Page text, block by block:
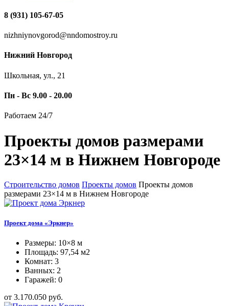
8 (931) 105-67-05
nizhniynovgorod@nndomostroy.ru
Нижний Новгород
Школьная, ул., 21
Пн - Вс 9.00 - 20.00
Работаем 24/7
Проекты домов размерами
23×14 м в Нижнем Новгороде
Строительство домов Проекты домов Проекты домов
размерами 23×14 м в Нижнем Новгороде
Проект дома «Эркнер»
Размеры: 10×8 м
Площадь: 97,54 м2
Комнат: 3
Ванных: 2
Гаражей: 0
от 3.170.050 руб.